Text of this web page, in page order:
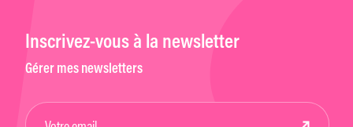
Inscrivez-vous à la newsletter
Gérer mes newsletters